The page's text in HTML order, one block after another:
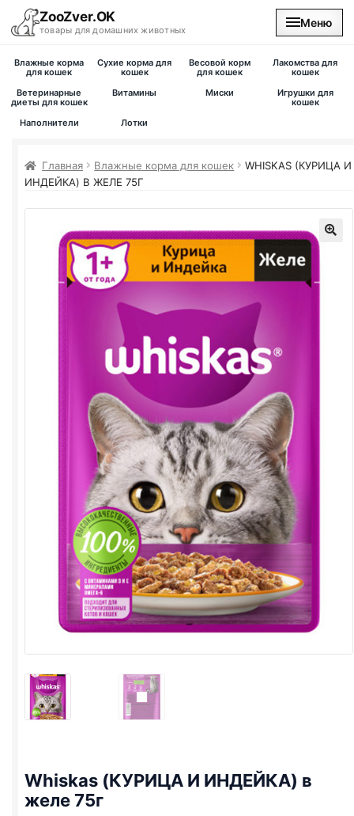
ZooZver.OK
товары для домашних животных
Меню
На главную
Влажные корма
для кошек
Сухие корма для
кошек
Весовой корм
для кошек
Лакомства для
кошек
Ветеринарные
диеты для кошек
Витамины Миски
Игрушки для
кошек
Наполнители
Лотки
Главная Влажные корма для кошек
WHISKAS (КУРИЦА И
ИНДЕЙКА) В ЖЕЛЕ 75Г
Whiskas (КУРИЦА И ИНДЕЙКА) в
желе 75г